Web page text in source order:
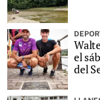
el
del